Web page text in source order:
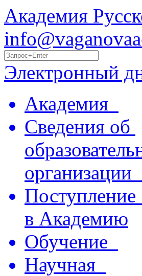
Академия
Электронный
Академия
Сведения об
организации
Поступление
в Академию
Обучение
Научная